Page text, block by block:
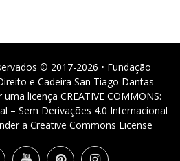
© 2017-2026 • Fundação
e Cadeira San Tiago Dantas
licença CREATIVE COMMONS:
– Sem Derivações 4.0 Internacional
a Creative Commons License